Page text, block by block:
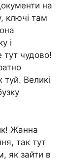
на
ключі там
і
тут чудово!
туй. Великі
Жанна
так тут
як зайти в